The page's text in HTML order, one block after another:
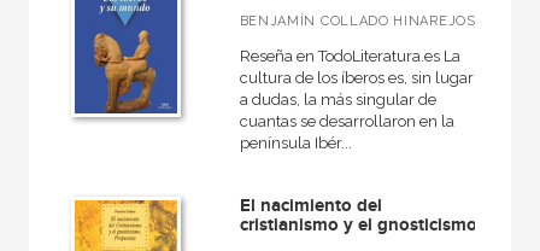
BENJAMÍN COLLADO HINAREJOS
Reseña en TodoLiteratura.es La
cultura de los íberos es, sin lugar
a dudas, la más singular de
cuantas se desarrollaron en la
península Ibér...
El nacimiento del
cristianismo y el gnosticismo